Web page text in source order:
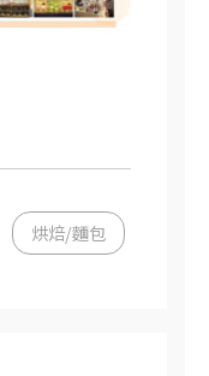
烘焙/麵包